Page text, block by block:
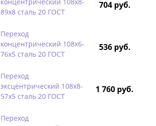
89х8 сталь 20 ГОСТ
704 руб.
Переход
концентрический 108х6-
76х5 сталь 20 ГОСТ
536 руб.
Переход
эксцентрический 108х8-
57х5 сталь 20 ГОСТ
1 760 руб.
Переход